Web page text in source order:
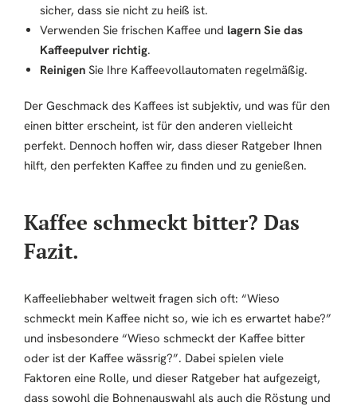
sicher, dass sie nicht zu heiß ist.
Verwenden Sie frischen Kaffee und lagern Sie das
Kaffeepulver richtig.
Reinigen Sie Ihre Kaffeevollautomaten regelmäßig.
Der Geschmack des Kaffees ist subjektiv, und was für den
einen bitter erscheint, ist für den anderen vielleicht
perfekt. Dennoch hoffen wir, dass dieser Ratgeber Ihnen
hilft, den perfekten Kaffee zu finden und zu genießen.
Kaffee schmeckt bitter? Das
Fazit.
Kaffeeliebhaber weltweit fragen sich oft: “Wieso
schmeckt mein Kaffee nicht so, wie ich es erwartet habe?”
und insbesondere “Wieso schmeckt der Kaffee bitter
oder ist der Kaffee wässrig?”. Dabei spielen viele
Faktoren eine Rolle, und dieser Ratgeber hat aufgezeigt,
dass sowohl die Bohnenauswahl als auch die Röstung und